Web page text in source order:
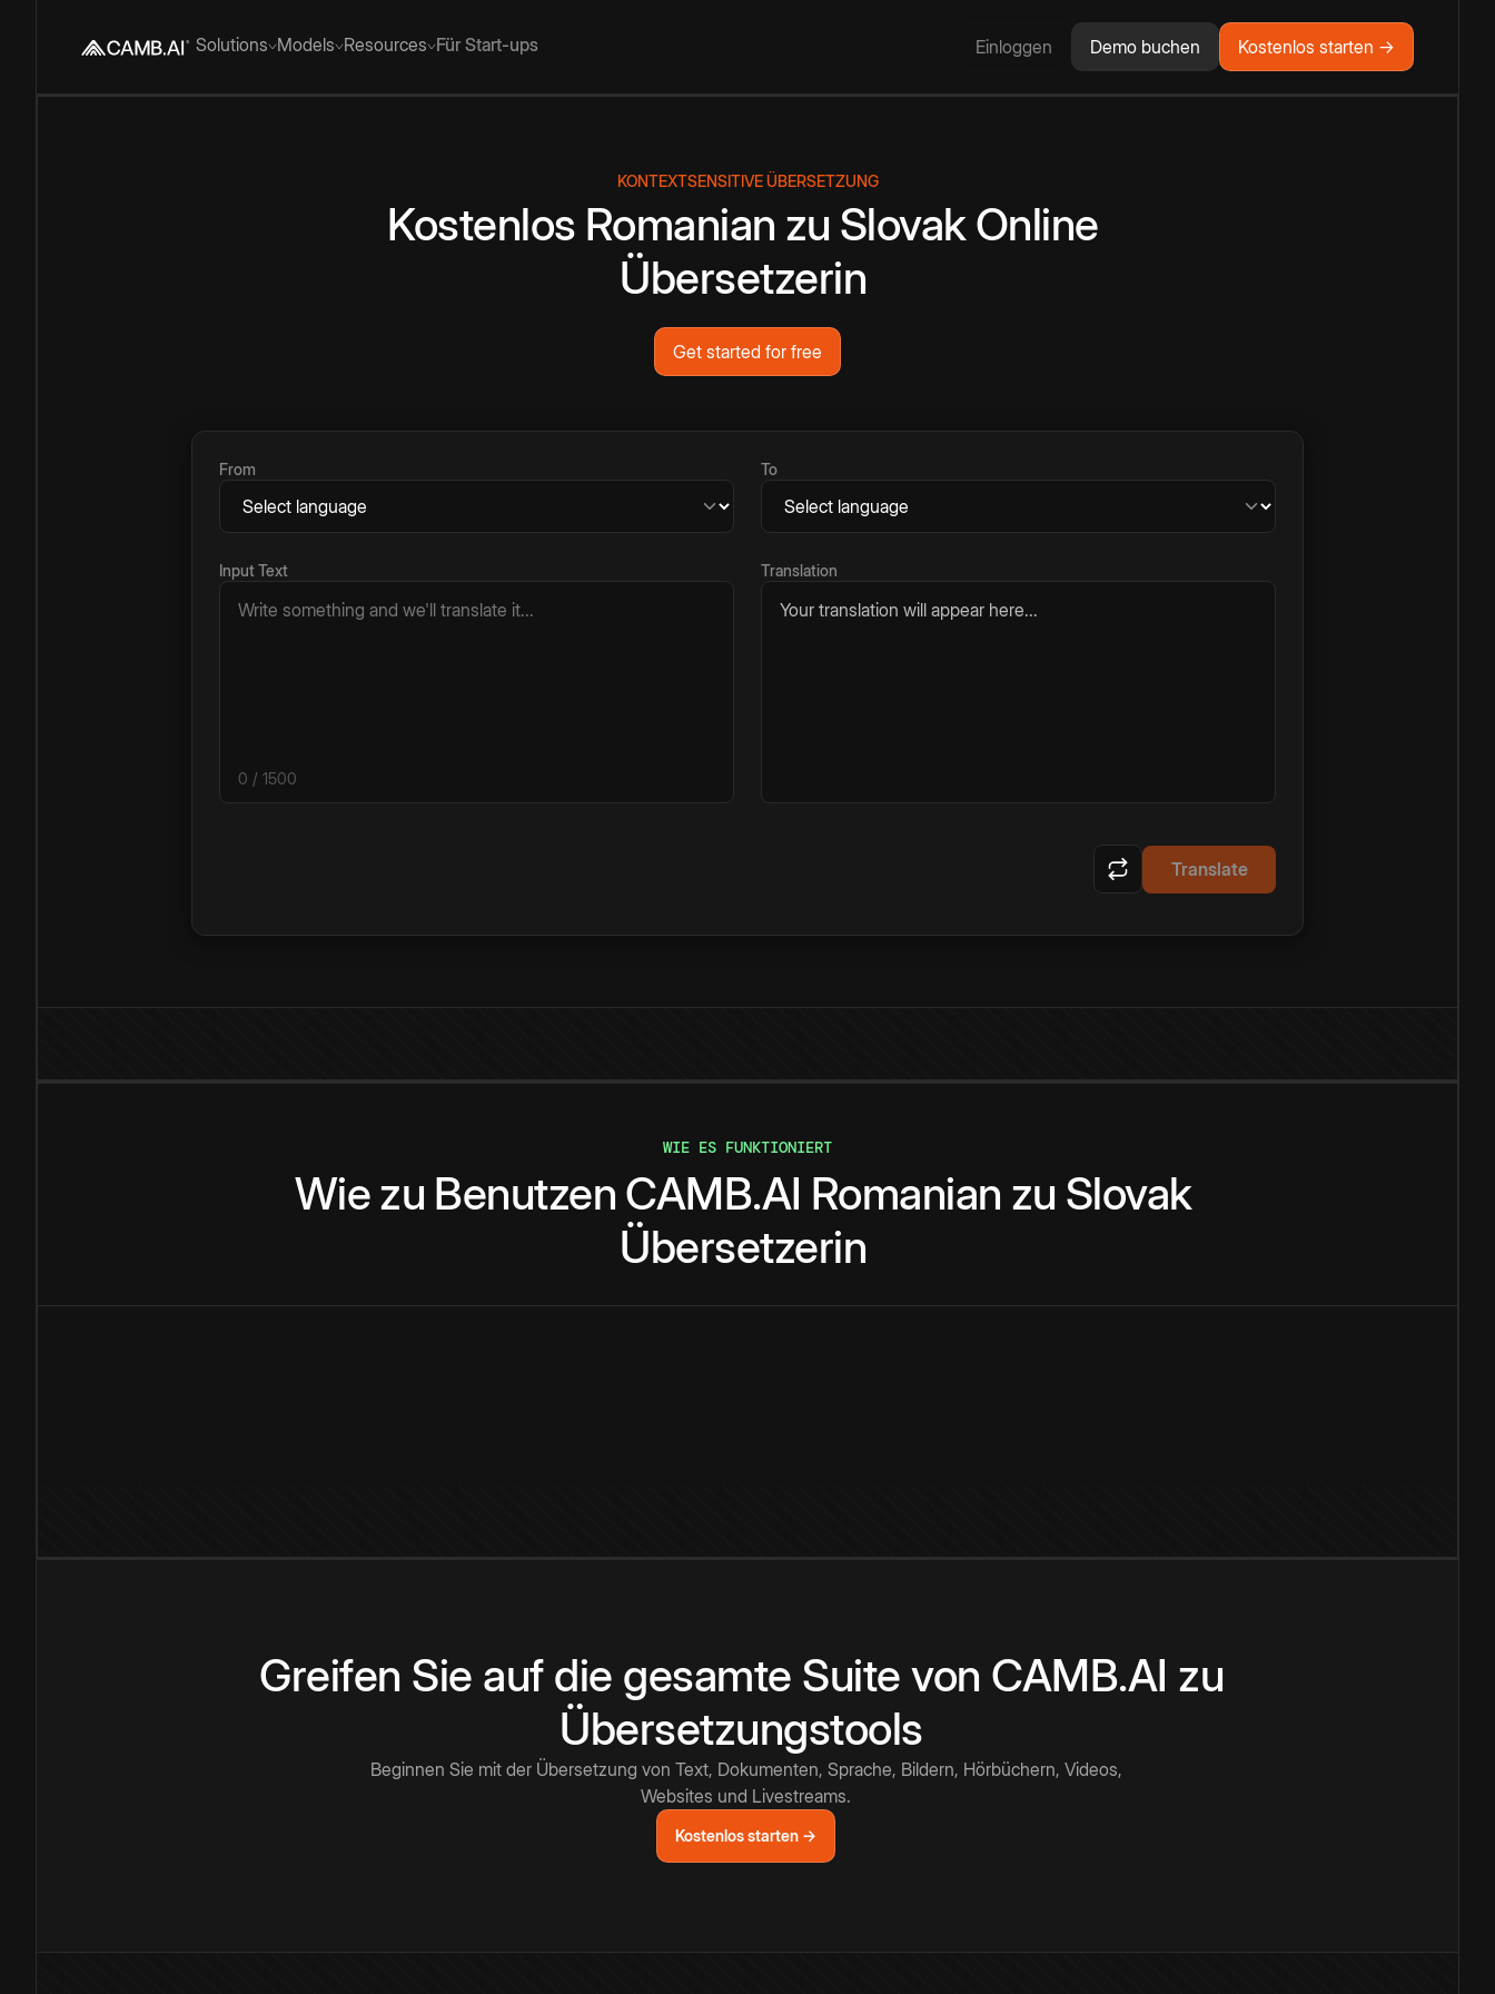
Solutions Models Resources Für Start-ups Einloggen Demo buchen Kostenlos starten →
KONTEXTSENSITIVE ÜBERSETZUNG
Kostenlos Romanian zu SlovakOnline
Übersetzerin
Get started for free
From To
Input Text
0 / 1500
Translation
Your translation will appear here...
Translate
WIE ES FUNKTIONIERT
Wiezu Benutzen CAMB.AI Romanian zu Slovak
Übersetzerin
Greifen Sie auf die gesamte Suite von CAMB.AI zu
Übersetzungstools
Beginnen Sie mit der Übersetzung von Text, Dokumenten, Sprache, Bildern, Hörbüchern, Videos,
Websites und Livestreams.
Kostenlos starten →